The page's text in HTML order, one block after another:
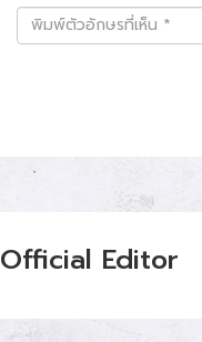
พิมพ์
ตัว
Official Editor